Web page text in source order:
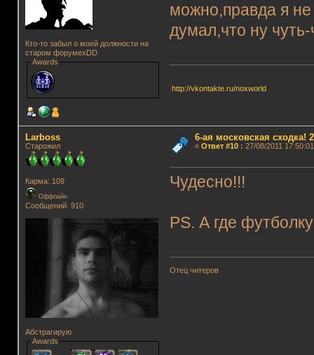
Кто-то забыл о моей должности на
старом форумеxDD
Awards
можно,правда я
думал,что ну
http://vkontakte.ru/noxworld
Lаrboss
Старожил
Карма: 109
Оффлайн
Сообщений: 910
Абстрагирую
Awards
6-ая московская сходка!
« Ответ #10: 27/08/2011
Чудесно!!!
PS. А где
Отец читеров